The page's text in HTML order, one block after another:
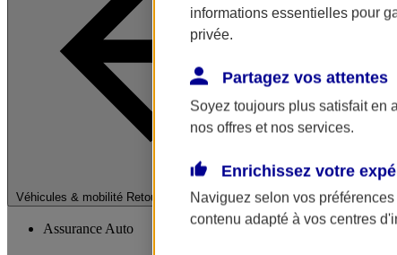
Véhicules & mobilité Retour à la section précédente
Fermer le menu
Assurance Auto
informations essentielles pour
privée.
Partagez vos attentes
Soyez toujours plus satisfait en
nos offres et nos services.
Enrichissez votre
Naviguez selon vos
contenu adapté à vos centres